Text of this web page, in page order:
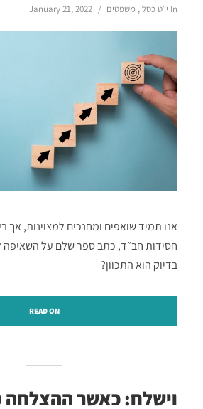
In י״ט כסלו, משפטים January 21, 2022
אנו תמיד שואפים ומחנכים למצוינות, אך
חסידות חב״ד, כתב ספר שלם על השאיפה
בדיוק הוא התכוון?
READ ON
וישלח: כאשר ההצלחה